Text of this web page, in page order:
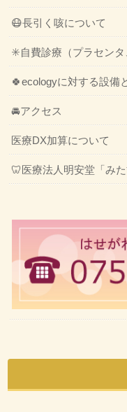
😷長引く咳について
✳️自費診療（プラセンタ
🍀ecologyに対する設備
🚘アクセス
医療DX加算について
🦷医療法人明安堂「み